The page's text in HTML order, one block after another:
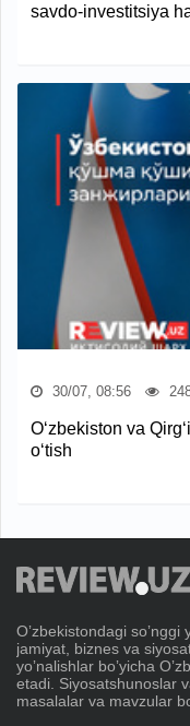
savdo-investitsiya
30/07, 08:56
O‘zbekiston va
o‘tish
Oʼzbekistondagi
jamiyat, biznes va
yoʼnalishlar boʼyicha
etadi. Siyosatshunoslar
masalalar va mavzular